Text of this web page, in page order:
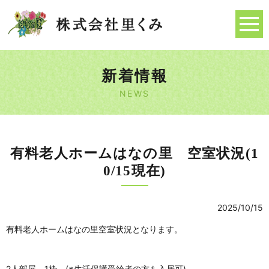
新着情報
NEWS
有料老人ホームはなの里 空室状況(1
0/15現在)
2025/10/15
有料老人ホームはなの里空室状況となります。